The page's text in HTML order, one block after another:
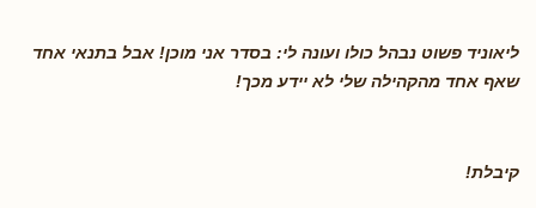
ליאוניד פשוט נבהל כולו ועונה לי: בסדר אני מוכן! אבל בתנאי אחד
שאף אחד מהקהילה שלי לא יידע מכך!
קיבלת!